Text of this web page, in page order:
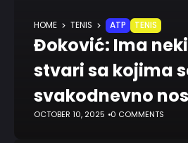
HOME TENIS ATP TENIS
Đoković: Ima
stvari sa kojima
svakodnevno
OCTOBER 10, 2025 0 COMMENTS